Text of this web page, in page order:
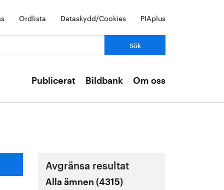
Ordlista Dataskydd/Cookies PIAplus
Publicerat Bildbank Om oss
Avgränsa resultat
Alla ämnen (4315)